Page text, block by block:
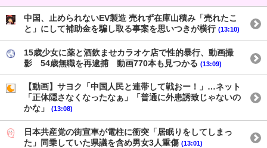
中国、止められないEV製造 売れず在庫山積み「売れたこ
と」にして補助金を騙し取る事案を思いつきが横行 (13:10)
15歳少女に薬と酒飲ませカラオケ店で性的暴行、動画撮
影 54歳無職を再逮捕 動画770本も見つかる (13:09)
【動画】サヨク「中国人民と連帯して戦おー！」…ネット
「正体隠さなくなったなぁ」「普通に外患誘致じゃないの
かな」
(13:08)
日本共産党の街宣車が電柱に衝突「居眠りをしてしまっ
た」同乗していた県議を含め男女3人重傷 (13:01)